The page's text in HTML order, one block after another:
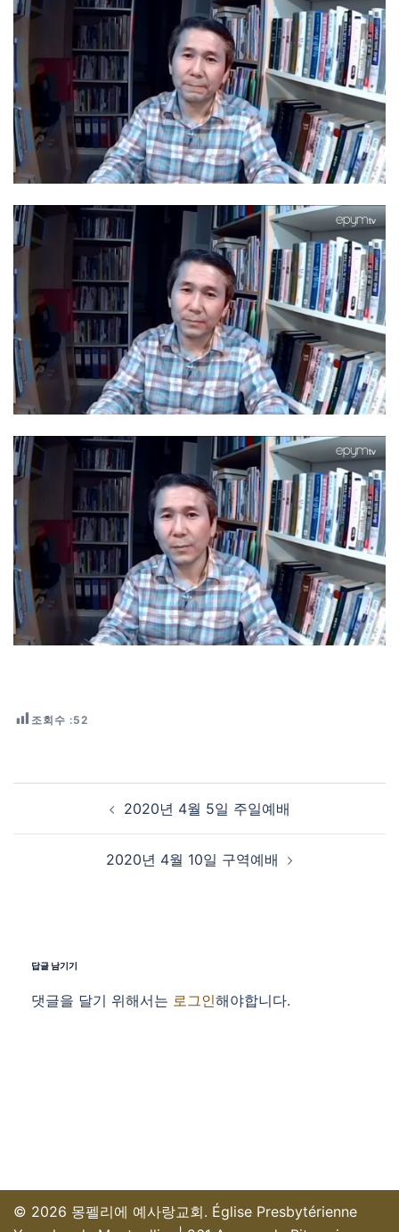
조회수 :52
Post navigation
2020년 4월 5일 주일예배
2020년 4월 10일 구역예배
답글 남기기
댓글을 달기 위해서는 로그인해야합니다.
© 2026 몽펠리에 예사랑교회. Église Presbytérienne